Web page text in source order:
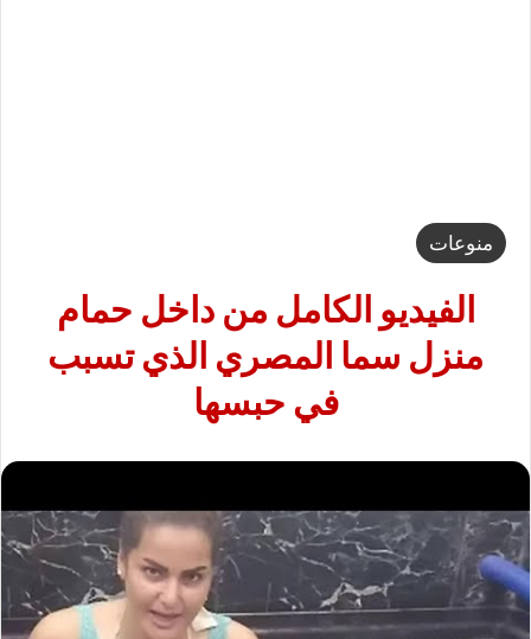
منوعات
الفيديو الكامل من داخل حمام
منزل سما المصري الذي تسبب
في حبسها